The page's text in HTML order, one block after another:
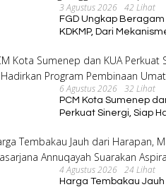
3 Agustus 2026 42 Lihat
FGD Ungkap
KDKMP, Dari
6 Agustus 2026 32 Lihat
PCM Kota Sumenep
Perkuat Sinergi, Siap
4 Agustus 2026 24 Lihat
Harga Tembakau